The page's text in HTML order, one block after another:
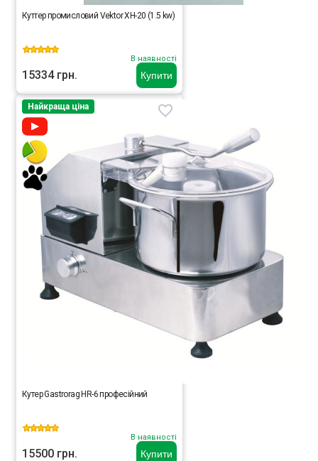
Купити
Куттер промисловий Vektor XH-20 (1.5 kw)
В наявності
15334 грн.
Купити
Найкраща ціна
Кутер Gastrorag HR-6 професійний
В наявності
15500 грн.